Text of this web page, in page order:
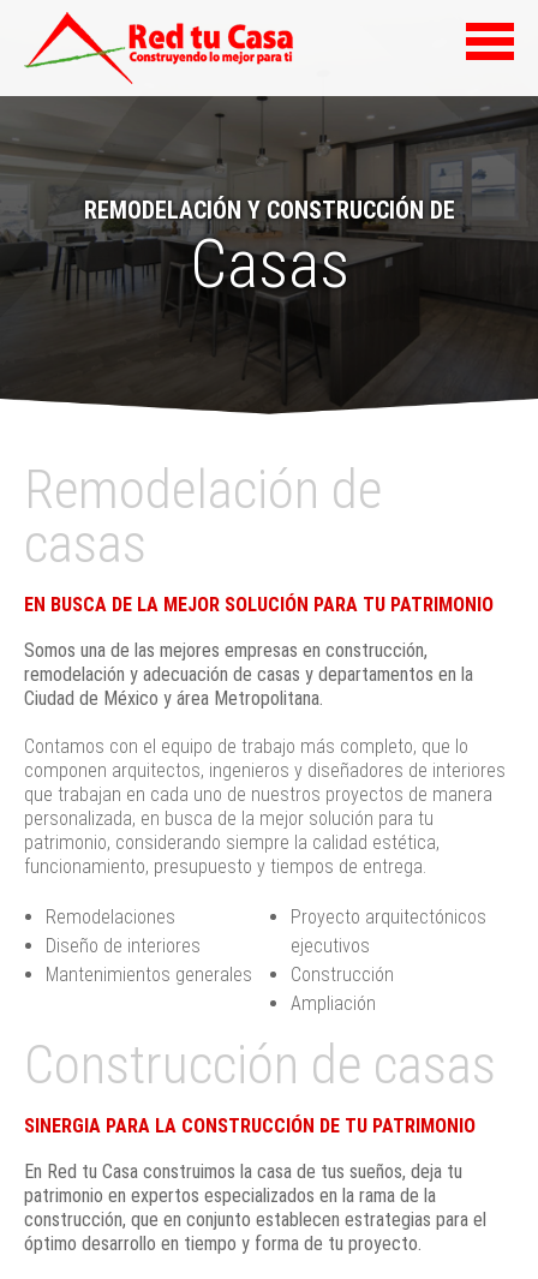
REMODELACIÓN Y CONSTRUCCIÓN DE
Casas
Remodelación de
casas
EN BUSCA DE LA MEJOR SOLUCIÓN PARA TU PATRIMONIO
Somos una de las mejores empresas en construcción,
remodelación y adecuación de casas y departamentos en la
Ciudad de México y área Metropolitana.
Contamos con el equipo de trabajo más completo, que lo
componen arquitectos, ingenieros y diseñadores de interiores
que trabajan en cada uno de nuestros proyectos de manera
personalizada, en busca de la mejor solución para tu
patrimonio, considerando siempre la calidad estética,
funcionamiento, presupuesto y tiempos de entrega.
Remodelaciones
Diseño de interiores
Mantenimientos generales
Proyecto arquitectónicos
ejecutivos
Construcción
Ampliación
Construcción de casas
SINERGIA PARA LA CONSTRUCCIÓN DE TU PATRIMONIO
En Red tu Casa construimos la casa de tus sueños, deja tu
patrimonio en expertos especializados en la rama de la
construcción, que en conjunto establecen estrategias para el
óptimo desarrollo en tiempo y forma de tu proyecto.